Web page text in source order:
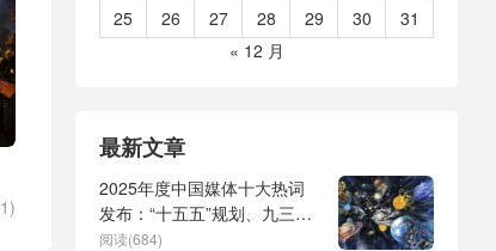
1)
25
26 27 28 29 30
31
« 12 月
最新文章
2025年度中国媒体十大热词
发布：“十五五”规划、九三阅
兵、全球治理倡议、
阅读(684)